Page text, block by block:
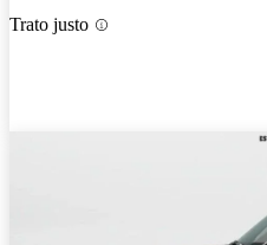
Trato justo